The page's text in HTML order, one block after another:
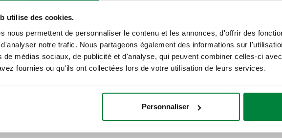
utilise des cookies.
nous permettent de personnaliser le contenu et les annonces, d'offrir des
notre trafic. Nous partageons également des informations sur
de médias sociaux, de publicité et d'analyse, qui peuvent combiner celles-ci
fournies ou qu'ils ont collectées lors de votre utilisation de leurs services.
Personnaliser
SCIP code
5a99dfbe-4dcc-4bed-8b25-